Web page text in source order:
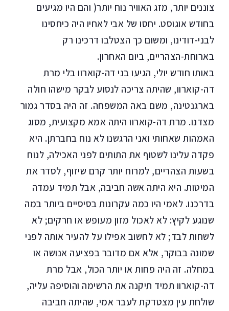
צוננים יותר, מזג האוויר נוח יותר( והם היו מגיעים
בחודש אוגוסט. יחסו של אבי לאחיו היה כיחסינו
לבני-דודינו, ומשום כך הצטלבו דרכינו רק
בארוחת-הצהריים, ביום האחרון.
באותו חודש יולי, הגיעו בני דה-קוארוו בלי מרת
דה-קוארוו, שהיתה צריכה לנסוע לבקר מישהו חולה
בארגנטינה, משם באה המשפחה. זה היה בסדר גמור
מצדנו. מרת דה-קוארוו היתה אמא מקצועית, מסוג
האמהות שאחותי ואני הרגשנו לא נוח בחברתן. היא
פקדה עלינו לשטוף את התותים לפני האכילה, לנוח
בשעות הצהריים, למרוח יותר קרם שיזוף, לסדר את
המיטות. היא היתה אשה חביבה, אבל תמיד עמדה
בדרכנו. לאמי היו כמה עקרונות בסיסיים ביותר במה
שנוגע לקיץ: לא לאכול מזון מעופש או חרקים; לא
לשחות לבד; לא לחשוב אפילו על להעיר אותה לפני
שמונה בבוקר, אלא אם מדובר בפציעה אנושה או
במחלה. זה היה פחות או יותר הכול, אבל מרת
דה-קוארוו תמיד תיקנה את הרשימה והוסיפה עליה,
שולחת עין מצטדקת לעבר אמי, שהיתה חביבה